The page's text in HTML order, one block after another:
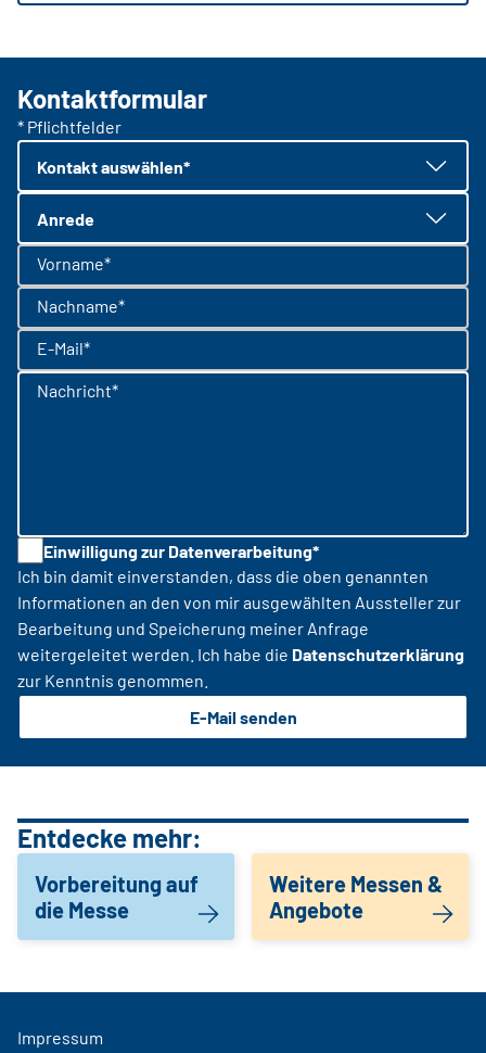
Kontaktformular
* Pflichtfelder
Kontakt auswählen*
Anrede
Vorname*
Nachname*
E-Mail*
Nachricht*
Einwilligung zur Datenverarbeitung*
Ich bin damit einverstanden, dass die oben genannten
Informationen an den von mir ausgewählten Aussteller zur
Bearbeitung und Speicherung meiner Anfrage
weitergeleitet werden. Ich habe die Datenschutzerklärung
zur Kenntnis genommen.
E-Mail senden
Entdecke mehr:
Vorbereitung auf
die Messe
Weitere Messen &
Angebote
Impressum